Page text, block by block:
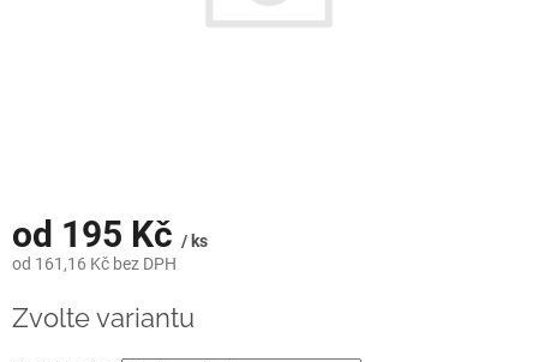
od 195 Kč / ks
od 161,16 Kč bez DPH
Měrná
Zvolte variantu